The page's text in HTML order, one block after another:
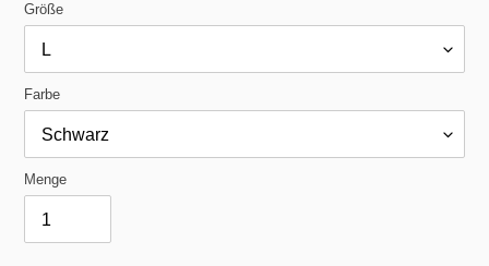
Größe
Farbe
Menge